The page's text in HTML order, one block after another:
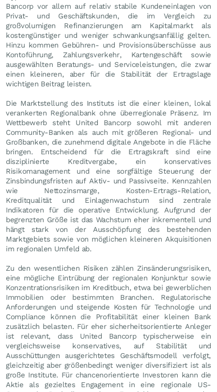
Bancorp vor allem auf relativ stabile Kundeneinlagen von
Privat- und Geschäftskunden, die im Vergleich zu
großvolumigen Refinanzierungen am Kapitalmarkt als
kostengünstiger und weniger schwankungsanfällig gelten.
Hinzu kommen Gebühren- und Provisionsüberschüsse aus
Kontoführung, Zahlungsverkehr, Kartengeschäft sowie
ausgewählten Beratungs- und Serviceleistungen, die zwar
einen kleineren, aber für die Stabilität der Ertragslage
wichtigen Beitrag leisten.
Die Marktstellung des Instituts ist die einer kleinen, lokal
verankerten Regionalbank ohne überregionale Präsenz. Im
Wettbewerb steht United Bancorp sowohl mit anderen
Community-Banken als auch mit größeren Regional- und
Großbanken, die zunehmend digitale Angebote in die Fläche
bringen. Entscheidend für die Ertragskraft sind eine
disziplinierte Kreditvergabe, ein konservatives
Risikomanagement und eine sorgfältige Steuerung der
Zinsbindungsfristen auf Aktiv- und Passivseite. Kennzahlen
wie Nettozinsmarge, Kosten-Ertrags-Relation,
Kreditqualität und Einlagenwachstum sind zentrale
Indikatoren für die operative Entwicklung. Aufgrund der
begrenzten Größe ist das Wachstum eher inkrementell und
hängt stark von der Ausschöpfung des bestehenden
Marktgebiets sowie von möglichen kleineren Akquisitionen
im regionalen Umfeld ab.
Zu den wesentlichen Risiken zählen Zinsänderungsrisiken,
eine mögliche Eintrübung der regionalen Konjunktur sowie
Konzentrationsrisiken im Kreditbuch, etwa bei gewerblichen
Immobilien oder bestimmten Branchen. Regulatorische
Anforderungen und steigende Kosten für Technologie und
Compliance können die Profitabilität einer kleinen Bank
zusätzlich belasten. Für eher sicherheitsorientierte Anleger
ist relevant, dass United Bancorp typischerweise ein
vergleichsweise konservatives, auf Stabilität und
Ausschüttungen ausgerichtetes Geschäftsmodell verfolgt,
gleichzeitig aber größenbedingt weniger diversifiziert ist als
große Institute. Für chancenorientierte Investoren kann die
Aktie als gezieltes Engagement in eine regionale US-